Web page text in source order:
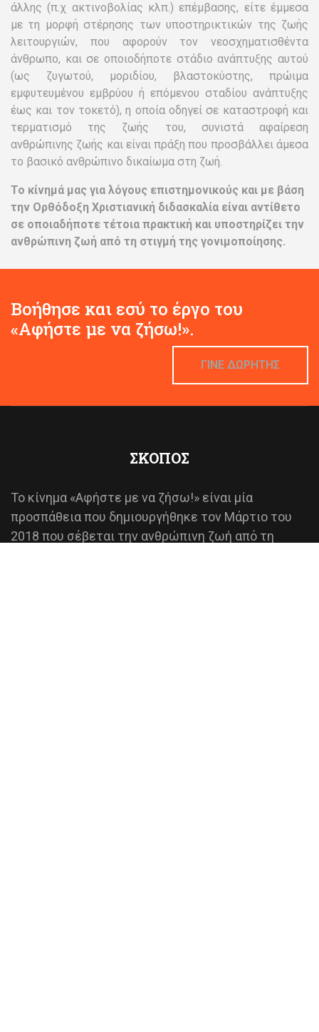
άλλης (π.χ ακτινοβολίας κλπ.) επέμβασης, είτε έμμεσα
με τη μορφή στέρησης των υποστηρικτικών της ζωής
λειτουργιών, που αφορούν τον νεοσχηματισθέντα
άνθρωπο, και σε οποιοδήποτε στάδιο ανάπτυξης αυτού
(ως ζυγωτού, μοριδίου, βλαστοκύστης, πρώιμα
εμφυτευμένου εμβρύου ή επόμενου σταδίου ανάπτυξης
έως και τον τοκετό), η οποία οδηγεί σε καταστροφή και
τερματισμό της ζωής του, συνιστά αφαίρεση
ανθρώπινης ζωής και είναι πράξη που προσβάλλει άμεσα
το βασικό ανθρώπινο δικαίωμα στη ζωή.
Το κίνημά μας για λόγους επιστημονικούς και με βάση
την Ορθόδοξη Χριστιανική διδασκαλία είναι αντίθετο
σε οποιαδήποτε τέτοια πρακτική και υποστηρίζει την
ανθρώπινη ζωή από τη στιγμή της γονιμοποίησης.
Βοήθησε και εσύ το έργο του
«Αφήστε με να ζήσω!».
ΓΙΝΕ ΔΩΡΗΤΗΣ
ΣΚΟΠΟΣ
Το κίνημα «Αφήστε με να ζήσω!» είναι μία
προσπάθεια που δημιουργήθηκε τον Μάρτιο του
2018 που σέβεται την ανθρώπινη ζωή από τη